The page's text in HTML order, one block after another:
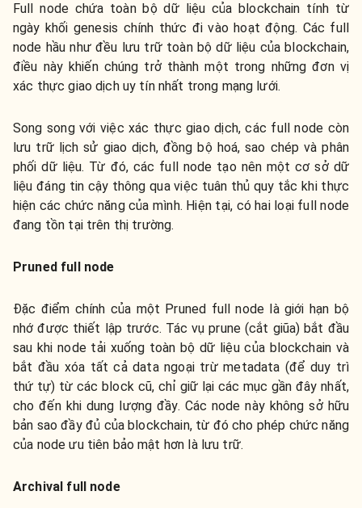
Full node chứa toàn bộ dữ liệu của blockchain tính từ
ngày khối genesis chính thức đi vào hoạt động. Các full
node hầu như đều lưu trữ toàn bộ dữ liệu của blockchain,
điều này khiến chúng trở thành một trong những đơn vị
xác thực giao dịch uy tín nhất trong mạng lưới.
Song song với việc xác thực giao dịch, các full node còn
lưu trữ lịch sử giao dịch, đồng bộ hoá, sao chép và phân
phối dữ liệu. Từ đó, các full node tạo nên một cơ sở dữ
liệu đáng tin cậy thông qua việc tuân thủ quy tắc khi thực
hiện các chức năng của mình. Hiện tại, có hai loại full node
đang tồn tại trên thị trường.
Pruned full node
Đặc điểm chính của một Pruned full node là giới hạn bộ
nhớ được thiết lập trước. Tác vụ prune (cắt giũa) bắt đầu
sau khi node tải xuống toàn bộ dữ liệu của blockchain và
bắt đầu xóa tất cả data ngoại trừ metadata (để duy trì
thứ tự) từ các block cũ, chỉ giữ lại các mục gần đây nhất,
cho đến khi dung lượng đầy. Các node này không sở hữu
bản sao đầy đủ của blockchain, từ đó cho phép chức năng
của node ưu tiên bảo mật hơn là lưu trữ.
Archival full node